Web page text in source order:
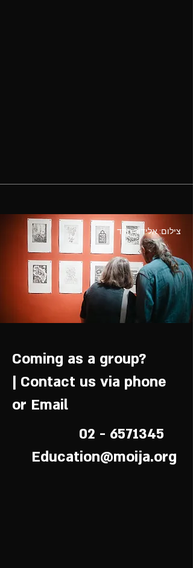
צילום: אלידור חדד
Coming as a group?
| Contact us via phone
or Email
6571345 - 02
Education@moija.org